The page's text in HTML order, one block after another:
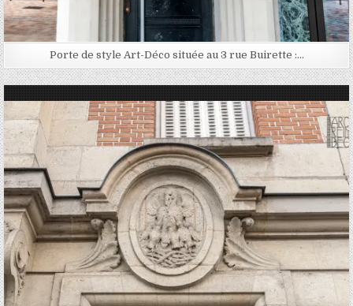
Porte de style Art-Déco située au 3 rue Buirette :…
Posted in